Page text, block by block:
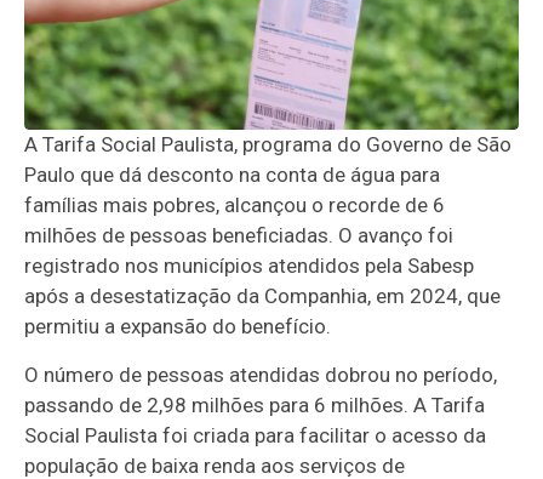
A Tarifa Social Paulista, programa do Governo de São
Paulo que dá desconto na conta de água para
famílias mais pobres, alcançou o recorde de 6
milhões de pessoas beneficiadas. O avanço foi
registrado nos municípios atendidos pela Sabesp
após a desestatização da Companhia, em 2024, que
permitiu a expansão do benefício.
O número de pessoas atendidas dobrou no período,
passando de 2,98 milhões para 6 milhões. A Tarifa
Social Paulista foi criada para facilitar o acesso da
população de baixa renda aos serviços de